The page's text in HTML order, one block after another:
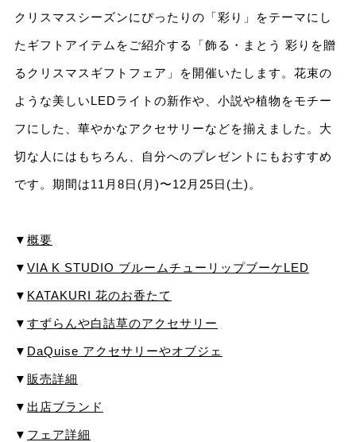
クリスマスシーズンにぴったりの「彩り」をテーマにし
たギフトアイテムをご紹介する「飾る・まとう 彩りを贈
るクリスマスギフトフェア」を開催いたします。花束の
ような美しいLEDライトの新作や、⼩説や植物をモチー
フにした、華やかなアクセサリーなどを揃えました。⼤
切な⼈にはもちろん、⾃分へのプレゼントにもおすすめ
です。期間は11⽉8⽇(月)〜12⽉25⽇(⼟)。
▼ 概要
▼ VIA K STUDIO ブルームチューリップブーケLED
▼ KATAKURI 花のお⾹たて
▼ すずらんや⽩詰草のアクセサリー
▼ DaQuise アクセサリーやオブジェ
▼ 販売詳細
▼ 出店ブランド
▼ フェア詳細